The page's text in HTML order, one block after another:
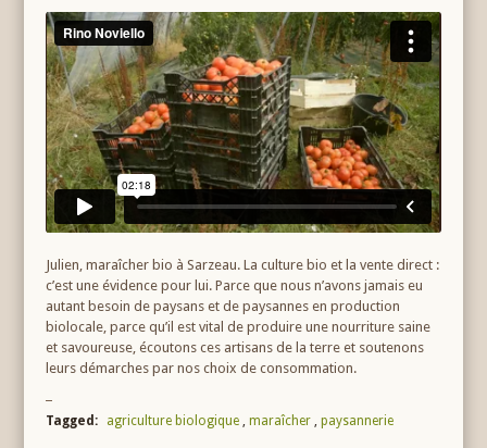
Julien, maraîcher bio à Sarzeau. La culture bio et la vente direct :
c’est une évidence pour lui. Parce que nous n’avons jamais eu
autant besoin de paysans et de paysannes en production
biolocale, parce qu’il est vital de produire une nourriture saine
et savoureuse, écoutons ces artisans de la terre et soutenons
leurs démarches par nos choix de consommation.
Tagged: agriculture biologique ,maraîcher ,paysannerie